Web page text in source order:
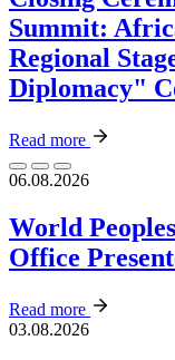
Summit:
Regional
Diplomacy"
Read more
06.08.2026
World
Office
Read more
03.08.2026